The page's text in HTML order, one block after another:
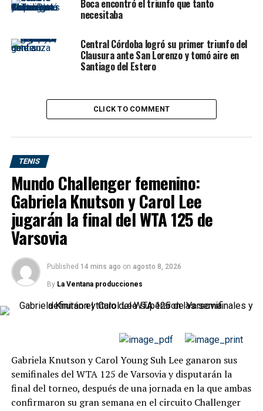
Central llegó antes del minuto con una chilena de Veliz
que pasó cerca del poste derecho.
Rosario Central y Colón protagonizaron un empate caliente
–@RosarioCentral
desborde de Meza por la derecha, cuyo centro fue
conectado de derecha porGoltz
con un zurdazo de Campaz cerca del horizontal.
La visita generó su mejor jugada a los 19 minutos
gambeteó desde la derecha su campo y
tocó conÁlvarezpor la izquierda, quien fue a buscar la
descarga de otra pared conDelgado, llegó al área y
cruzó el remate, que rozó el poste izquierdo, con Broun
vencido.
Boca encontró el triunfo que tanto
necesitaba
Central Córdoba logró su primer triunfo del
Clausura ante San Lorenzo y tomó aire en
Santiago del Estero
CLICK TO COMMENT
TENIS
Mundo Challenger femenino:
Gabriela Knutson y Carol Lee
jugarán la final del WTA 125 de
Varsovia
Published 14 mins ago on agosto 8, 2026
By La Ventana producciones
Gabriela Knutson y Carol Young Suh Lee ganaron sus
semifinales del WTA 125 de Varsovia y disputarán la
final del torneo, después de una jornada en la que ambas
confirmaron su gran semana en el circuito Challenger